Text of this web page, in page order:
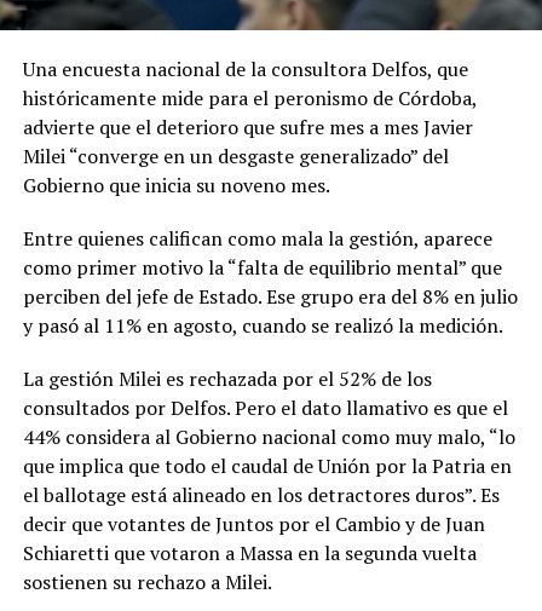
Una encuesta nacional de la consultora Delfos, que
históricamente mide para el peronismo de Córdoba,
advierte que el deterioro que sufre mes a mes Javier
Milei “converge en un desgaste generalizado” del
Gobierno que inicia su noveno mes.
Entre quienes califican como mala la gestión, aparece
como primer motivo la “falta de equilibrio mental” que
perciben del jefe de Estado. Ese grupo era del 8% en julio
y pasó al 11% en agosto, cuando se realizó la medición.
La gestión Milei es rechazada por el 52% de los
consultados por Delfos. Pero el dato llamativo es que el
44% considera al Gobierno nacional como muy malo, “lo
que implica que todo el caudal de Unión por la Patria en
el ballotage está alineado en los detractores duros”. Es
decir que votantes de Juntos por el Cambio y de Juan
Schiaretti que votaron a Massa en la segunda vuelta
sostienen su rechazo a Milei.